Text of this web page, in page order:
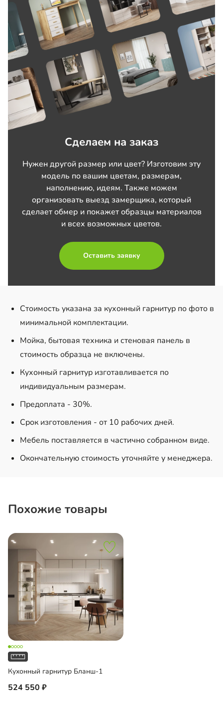
Сделаем на заказ
Нужен другой размер или цвет? Изготовим эту
модель по вашим цветам, размерам,
наполнению, идеям. Также можем
организовать выезд замерщика, который
сделает обмер и покажет образцы материалов
и всех возможных цветов.
Оставить заявку
Стоимость указана за кухонный гарнитур по фото в
минимальной комплектации.
Мойка, бытовая техника и стеновая панель в
стоимость образца не включены.
Кухонный гарнитур изготавливается по
индивидуальным размерам.
Предоплата - 30%.
Срок изготовления - от 10 рабочих дней.
Мебель поставляется в частично собранном виде.
Окончательную стоимость уточняйте у менеджера.
Похожие товары
Кухонный гарнитур Бланш-1
524 550